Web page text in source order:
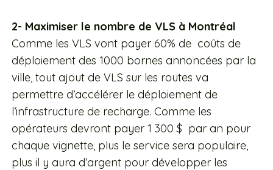
2- Maximiser le nombre de VLS à Montréal
Comme les VLS vont payer 60% de coûts de
déploiement des 1000 bornes annoncées par la
ville, tout ajout de VLS sur les routes va
permettre d’accélérer le déploiement de
l’infrastructure de recharge. Comme les
opérateurs devront payer 1 300 $ par an pour
chaque vignette, plus le service sera populaire,
plus il y aura d’argent pour développer les